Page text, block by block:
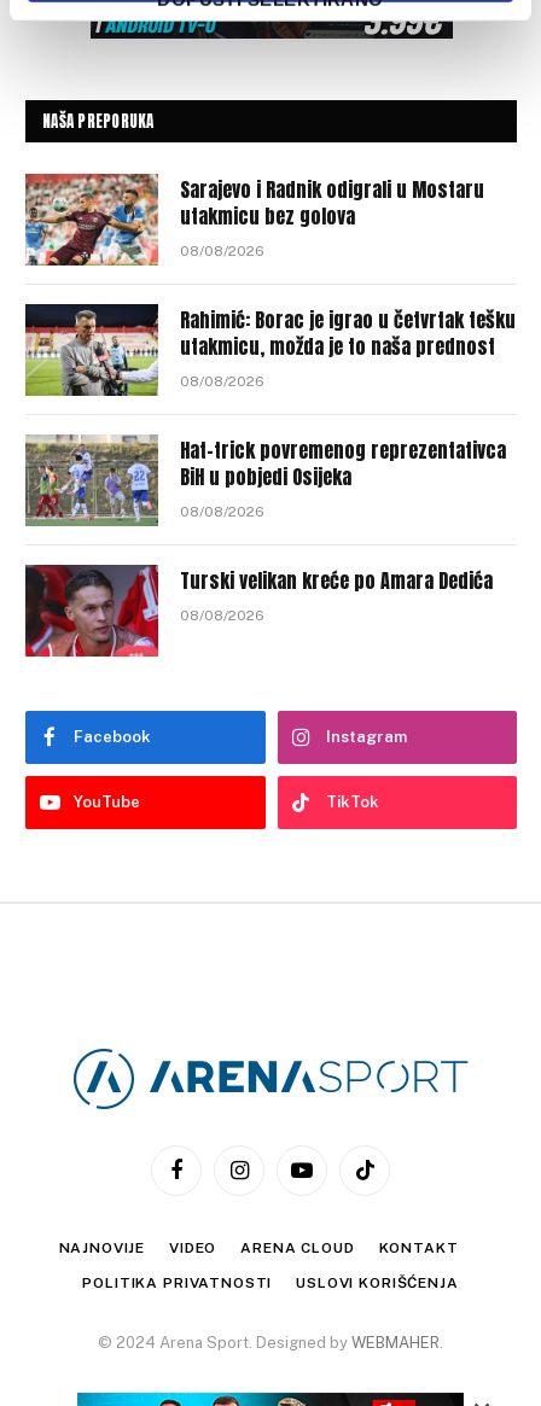
NAŠA PREPORUKA
Sarajevo i Radnik odigrali u Mostaru
utakmicu bez golova
08/08/2026
Rahimić: Borac je igrao u četvrtak tešku
utakmicu, možda je to naša prednost
08/08/2026
Hat-trick povremenog reprezentativca
BiH u pobjedi Osijeka
08/08/2026
Turski velikan kreće po Amara Dedića
08/08/2026
Facebook Instagram
YouTube TikTok
FacebookInstagramYouTubeTikTok
NAJNOVIJE VIDEO ARENA CLOUD KONTAKT
POLITIKA PRIVATNOSTI USLOVI KORIŠĆENJA
© 2024 Arena Sport. Designed by WEBMAHER.